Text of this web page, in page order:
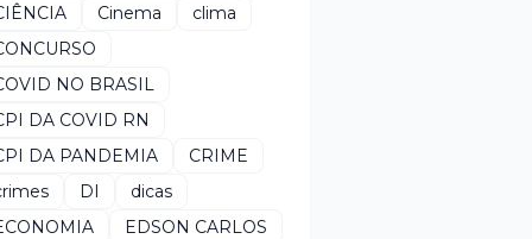
Cinema
clima
NO BRASIL
DA COVID RN
DA PANDEMIA
CRIME
DI
dicas
EDSON CARLOS